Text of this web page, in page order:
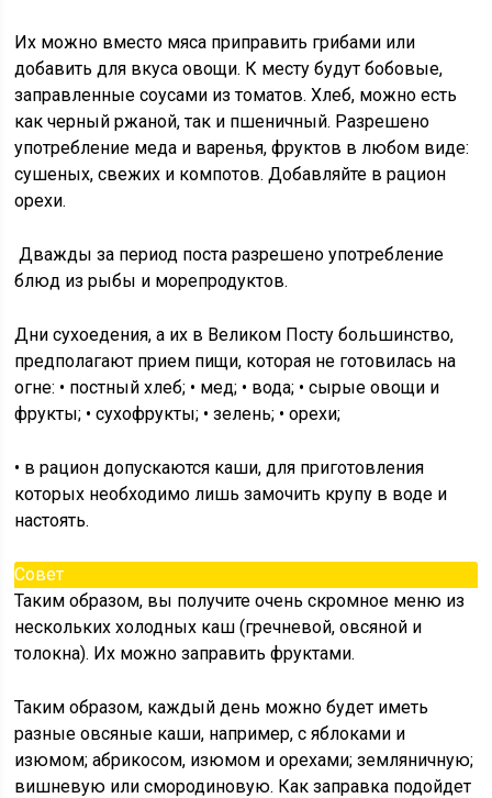
Их можно вместо мяса приправить грибами или
добавить для вкуса овощи. К месту будут бобовые,
заправленные соусами из томатов. Хлеб, можно есть
как черный ржаной, так и пшеничный. Разрешено
употребление меда и варенья, фруктов в любом виде:
сушеных, свежих и компотов. Добавляйте в рацион
орехи.
Дважды за период поста разрешено употребление
блюд из рыбы и морепродуктов.
Дни сухоедения, а их в Великом Посту большинство,
предполагают прием пищи, которая не готовилась на
огне: • постный хлеб; • мед; • вода; • сырые овощи и
фрукты; • сухофрукты; • зелень; • орехи;
• в рацион допускаются каши, для приготовления
которых необходимо лишь замочить крупу в воде и
настоять.
Совет
Таким образом, вы получите очень скромное меню из
нескольких холодных каш (гречневой, овсяной и
толокна). Их можно заправить фруктами.
Таким образом, каждый день можно будет иметь
разные овсяные каши, например, с яблоками и
изюмом; абрикосом, изюмом и орехами; земляничную;
вишневую или смородиновую. Как заправка подойдет